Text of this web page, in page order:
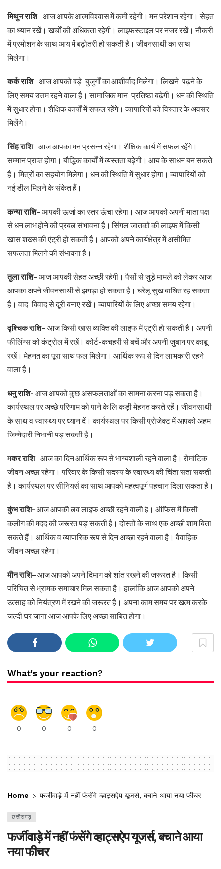
मिथुन राशि– आज आपके आत्मविश्वास में कमी रहेगी। मन परेशान रहेगा। सेहत
का ध्यान रखें। खर्चों की अधिकता रहेगी। लाइफस्टाइल पर नजर रखें। नौकरी
में प्रमोशन के साथ आय में बढ़ोतरी हो सकती है। जीवनसाथी का साथ
मिलेगा।
कर्क राशि– आज आपको बड़े-बुजुर्गों का आशीर्वाद मिलेगा। लिखने-पढ़ने के
लिए समय उत्तम रहने वाला है। सामाजिक मान-प्रतिष्ठा बढ़ेगी। धन की स्थिति
में सुधार होगा। शैक्षिक कार्यों में सफल रहेंगे। व्यापारियों को विस्तार के अवसर
मिलेंगे।
सिंह राशि– आज आपका मन प्रसन्न रहेगा। शैक्षिक कार्य में सफल रहेंगे।
सम्मान प्राप्त होगा। बौद्धिक कार्यों में व्यस्तता बढ़ेगी। आय के साधन बन सकते
हैं। मित्रों का सहयोग मिलेगा। धन की स्थिति में सुधार होगा। व्यापारियों को
नई डील मिलने के संकेत हैं।
कन्या राशि– आपकी ऊर्जा का स्तर ऊंचा रहेगा। आज आपको अपनी माता पक्ष
से धन लाभ होने की प्रबल संभावना है। सिंगल जातकों की लाइफ में किसी
खास शख्स की एंट्री हो सकती है। आपको अपने कार्यक्षेत्र में असीमित
सफलता मिलने की संभावना है।
तुला राशि– आज आपकी सेहत अच्छी रहेगी। पैसों से जुड़े मामले को लेकर आज
आपका अपने जीवनसाथी से झगड़ा हो सकता है। घरेलू सुख बाधित रह सकता
है। वाद-विवाद से दूरी बनाए रखें। व्यापारियों के लिए अच्छा समय रहेगा।
वृश्चिक राशि– आज किसी खास व्यक्ति की लाइफ में एंट्री हो सकती है। अपनी
फीलिंग्स को कंट्रोल में रखें। कोर्ट-कचहरी से बचें और अपनी जुबान पर काबू
रखें। मेहनत का पूरा साथ फल मिलेगा। आर्थिक रूप से दिन लाभकारी रहने
वाला है।
धनु राशि- आज आपको कुछ असफलताओं का सामना करना पड़ सकता है।
कार्यस्थल पर अच्छे परिणाम को पाने के लि कड़ी मेहनत करते रहें। जीवनसाथी
के साथ व स्वास्थ्य पर ध्यान दें। कार्यस्थल पर किसी प्रोजेक्ट में आपको अहम
जिम्मेदारी निभानी पड़ सकती है।
मकर राशि– आज का दिन आर्थिक रूप से भाग्यशाली रहने वाला है। रोमांटिक
जीवन अच्छा रहेगा। परिवार के किसी सदस्य के स्वास्थ्य की चिंता सता सकती
है। कार्यस्थल पर सीनियर्स का साथ आपको महत्वपूर्ण पहचान दिला सकता है।
कुंभ राशि- आज आपकी लव लाइफ अच्छी रहने वाली है। ऑफिस में किसी
कलीग की मदद की जरूरत पड़ सकती है। दोस्तों के साथ एक अच्छी शाम बिता
सकते हैं। आर्थिक व व्यापारिक रूप से दिन अच्छा रहने वाला है। वैवाहिक
जीवन अच्छा रहेगा।
मीन राशि– आज आपको अपने दिमाग को शांत रखने की जरूरत है। किसी
परिचित से भ्रामक समाचार मिल सकता है। हालांकि आज आपको अपने
उत्साह को नियंत्रण में रखने की जरूरत है। अपना काम समय पर खत्म करके
जल्दी घर जाना आज आपके लिए अच्छा साबित होगा।
What's your reaction?
0 0 0 0
Home फर्जीवाड़े में नहीं फंसेंगे व्हाट्सऐप यूजर्स, बचाने आया नया फीचर
छत्तीसगढ़
फर्जीवाड़े में नहीं फंसेंगे व्हाट्सऐप यूजर्स, बचाने आया
नया फीचर